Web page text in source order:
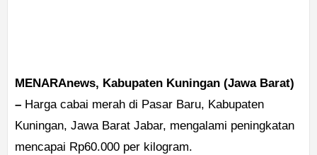
MENARAnews, Kabupaten Kuningan (Jawa Barat)
– Harga cabai merah di Pasar Baru, Kabupaten
Kuningan, Jawa Barat Jabar, mengalami peningkatan
mencapai Rp60.000 per kilogram.